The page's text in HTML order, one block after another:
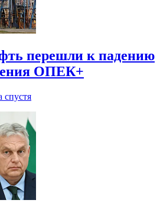
перешли к падению
ОПЕК+
спустя